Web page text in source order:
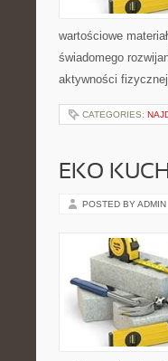
wartościowe
świadomego
aktywności
CATEGORIES:
EKO
POSTED BY ADMIN